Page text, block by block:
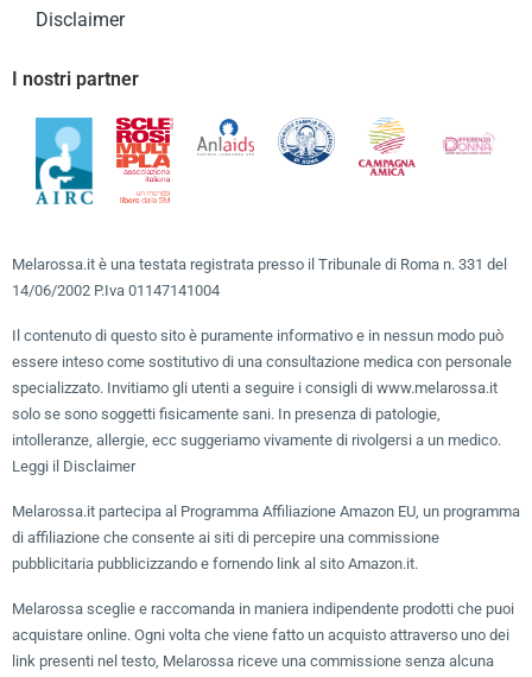
Disclaimer
I nostri partner
Melarossa.it è una testata registrata presso il Tribunale di Roma n. 331 del
14/06/2002 P.Iva 01147141004
Il contenuto di questo sito è puramente informativo e in nessun modo può
essere inteso come sostitutivo di una consultazione medica con personale
specializzato. Invitiamo gli utenti a seguire i consigli di www.melarossa.it
solo se sono soggetti fisicamente sani. In presenza di patologie,
intolleranze, allergie, ecc suggeriamo vivamente di rivolgersi a un medico.
Leggi il Disclaimer
Melarossa.it partecipa al Programma Affiliazione Amazon EU, un programma
di affiliazione che consente ai siti di percepire una commissione
pubblicitaria pubblicizzando e fornendo link al sito Amazon.it.
Melarossa sceglie e raccomanda in maniera indipendente prodotti che puoi
acquistare online. Ogni volta che viene fatto un acquisto attraverso uno dei
link presenti nel testo, Melarossa riceve una commissione senza alcuna